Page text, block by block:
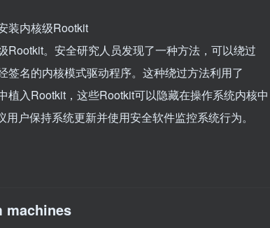
装内核级Rootkit
Rootkit。安全研究人员发现了一种方法，可以绕过
名的内核模式驱动程序。这种绕过方法利用了
入Rootkit，这些Rootkit可以隐藏在操作系统内核中
户保持系统更新并使用安全软件监控系统行为。
machines